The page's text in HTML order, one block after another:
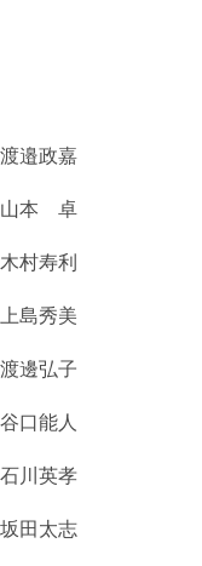
邉政嘉
山本 卓
村寿利
島秀美
邊弘子
口能人
川英孝
田太志